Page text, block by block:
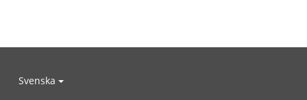
Svenska